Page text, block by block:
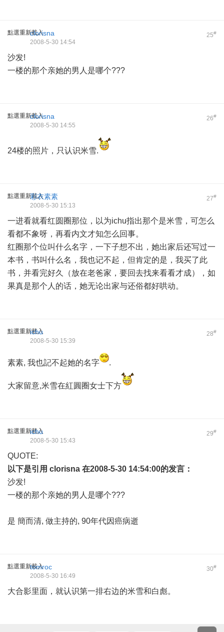
點選重新載入 25#
clorisna
2008-5-30 14:54
沙发!
一楼的那个亲她的男人是哪个???
點選重新載入 26#
clorisna
2008-5-30 14:55
24楼的照片，只认识米雪.
點選重新載入 27#
彩衣素素
2008-5-30 15:13
一进看就看红圆圈那位，以为ichu指出那个是米雪，可怎么
看都不象呀，再看内文才知怎么回事。
红圈那个位叫什么名字，一下子想不出，她出家后还写过一
本书，书叫什么名，我也记不起，但肯定的是，我买了此
书，并看完好久（放在老爸家，要回去找来看看才成），如
果真是那个人的话，她无论出家与还俗都好哄动。
點選重新載入 28#
ichu
2008-5-30 15:39
素素, 我也記不起她的名字 .
大家留意,米雪在紅圓圈女士下方
點選重新載入 29#
ichu
2008-5-30 15:43
QUOTE:
以下是引用 clorisna 在2008-5-30 14:54:00的发言：
沙发!
一楼的那个亲她的男人是哪个???
是 簡而清, 做主持的, 90年代因癌病逝
點選重新載入 30#
tomroc
2008-5-30 16:49
大合影里面，就认识第一排右边的米雪和白彪。